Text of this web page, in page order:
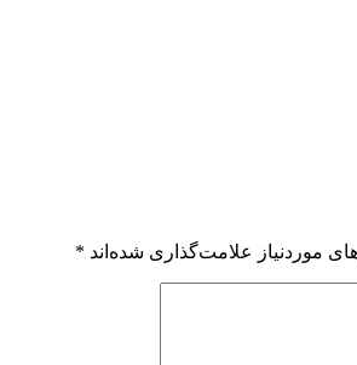
موردنیاز علامت‌گذاری شده‌اند *